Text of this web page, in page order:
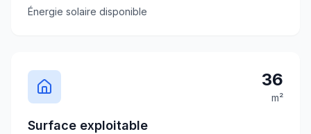
Énergie solaire disponible
36
m²
Surface exploitable